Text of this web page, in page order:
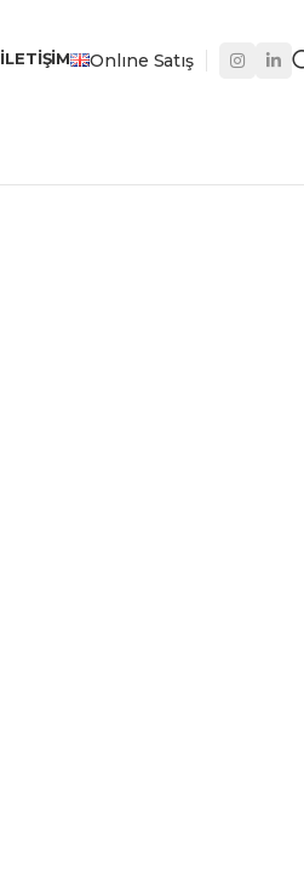
İLETIŞIM Onlıne Satış